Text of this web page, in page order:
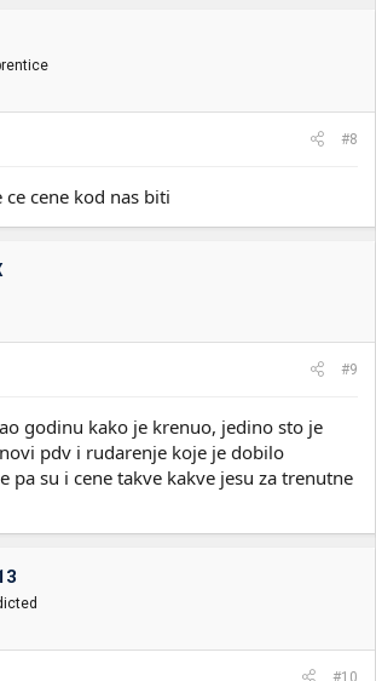
#8
cene kod nas biti
#9
godinu kako je krenuo, jedino sto je
pdv i rudarenje koje je dobilo
pa su i cene takve kakve jesu za trenutne
#10